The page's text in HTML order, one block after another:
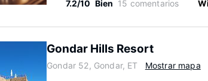
7.2/10 Bien 15 comentarios
Gondar Hills Resort
Gondar 52, Gondar, ET Mostrar mapa